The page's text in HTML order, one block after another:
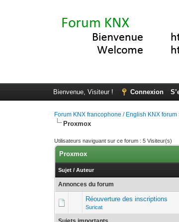
Bienvenue, Visiteur ! Connexion
Forum KNX francophone / English KNX forum
Proxmox
Utilisateurs naviguant sur ce forum : 5 Visiteur(s)
Proxmox
Sujet /Auteur
Annonces du forum
Réouverture des inscriptions
Suricat